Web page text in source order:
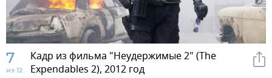
7
из 12
Кадр из фильма "Неудержимые 2" (The
Expendables 2), 2012 год